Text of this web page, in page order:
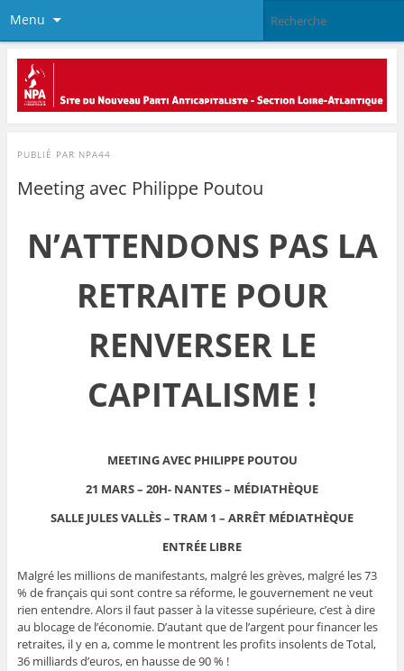
Menu
PUBLIÉ PAR NPA44
Meeting avec Philippe Poutou
N’ATTENDONS PAS LA
RETRAITE POUR
RENVERSER LE
CAPITALISME !
MEETING AVEC PHILIPPE POUTOU
21 MARS – 20H- NANTES – MÉDIATHÈQUE
SALLE JULES VALLÈS – TRAM 1 – ARRÊT MÉDIATHÈQUE
ENTRÉE LIBRE
Malgré les millions de manifestants, malgré les grèves, malgré les 73
% de français qui sont contre sa réforme, le gouvernement ne veut
rien entendre. Alors il faut passer à la vitesse supérieure, c’est à dire
au blocage de l’économie. D’autant que de l’argent pour financer les
retraites, il y en a, comme le montrent les profits insolents de Total,
36 milliards d’euros, en hausse de 90 % !